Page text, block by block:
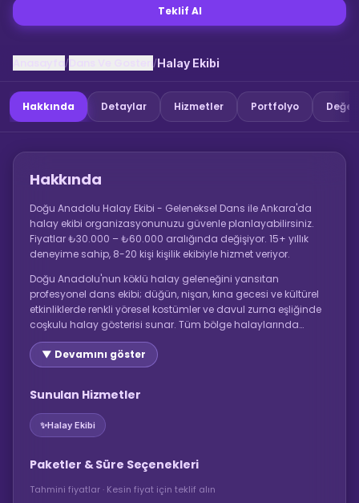
Teklif Al
/ /Halay Ekibi
Hakkında Detaylar Hizmetler Portfolyo
Hakkında
Doğu Anadolu Halay Ekibi - Geleneksel Dans ile Ankara'da
halay ekibi organizasyonunuzu güvenle planlayabilirsiniz.
Fiyatlar ₺30.000 – ₺60.000 aralığında değişiyor. 15+ yıllık
deneyime sahip, 8-20 kişi kişilik ekibiyle hizmet veriyor.
Doğu Anadolu'nun köklü halay geleneğini yansıtan
profesyonel dans ekibi; düğün, nişan, kına gecesi ve kültürel
etkinliklerde renkli yöresel kostümler ve davul zurna eşliğinde
coşkulu halay gösterisi sunar. Tüm bölge halaylarında
uzman 8-20 kişilik esnek kadro.
▼ Devamını göster
Sunulan Hizmetler
✨Halay Ekibi
Paketler & Süre Seçenekleri
Tahmini fiyatlar · Kesin fiyat için teklif alın